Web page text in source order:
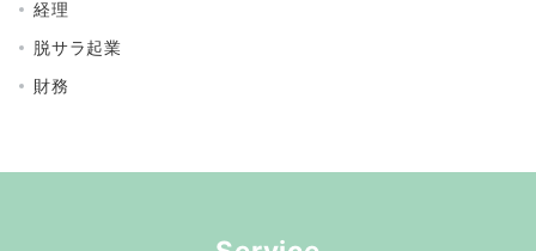
経理
脱サラ起業
財務